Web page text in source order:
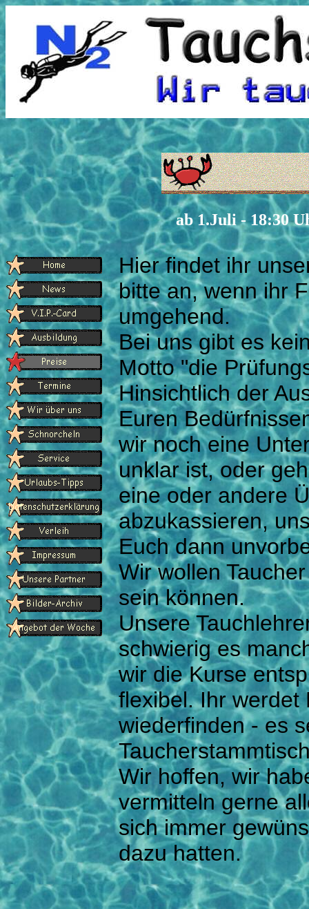
ab 1.Juli - 18:30
Hier findet ihr
bitte an, wenn ihr
umgehend.
Bei uns gibt es
Motto "die
Hinsichtlich der
Euren
wir noch eine
unklar ist, oder
eine oder andere
abzukassieren,
Euch dann
Wir wollen
sein können.
Unsere
schwierig es
wir die Kurse
flexibel. Ihr werdet
wiederfinden - es
Wir hoffen, wir
vermitteln gerne
sich immer
dazu hatten.